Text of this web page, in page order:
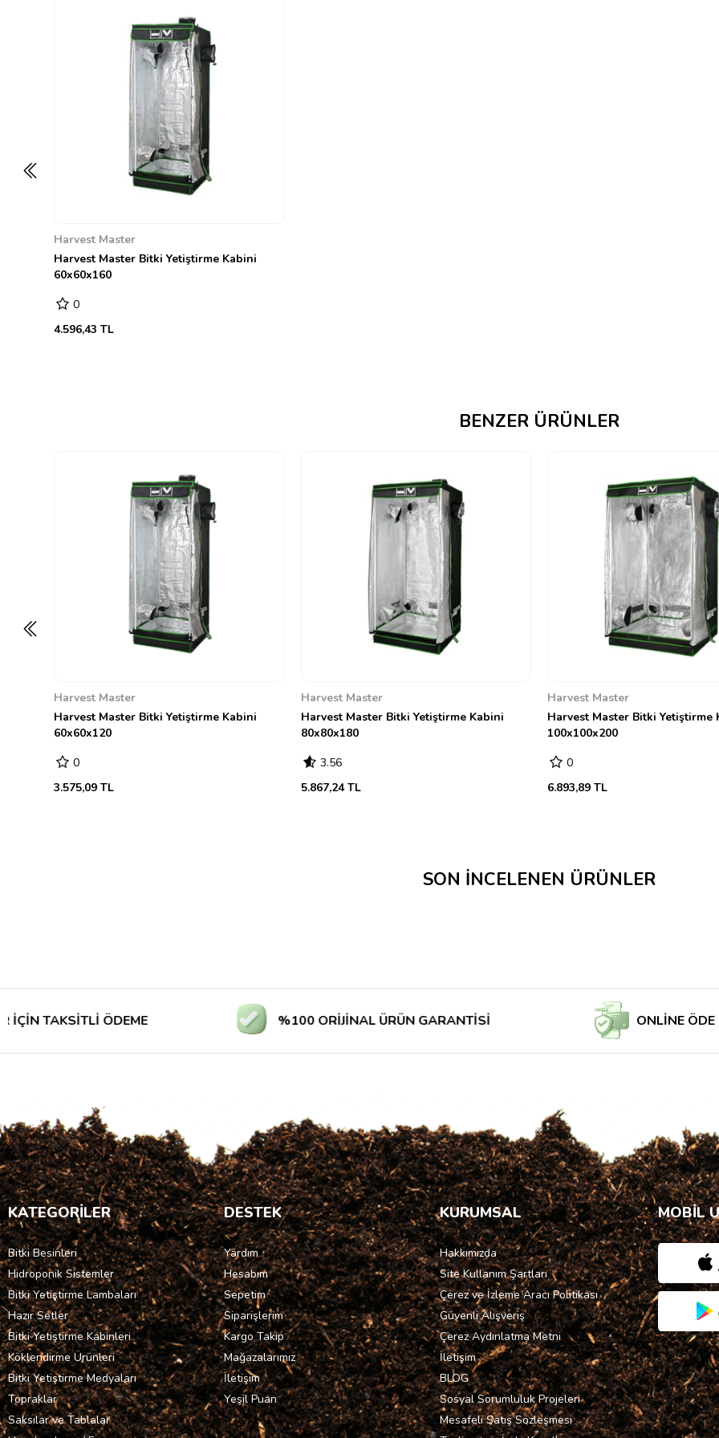
şekilde yansıtılmasını önleyerek
tutulmuş bir büyütecin ışığı belli
çubuklarına sahiptir ve kolay
tercih niteliğindedir.
Harvest Master
Harvest Master Bitki Yetiştirme Kabini
60x60x160
0
4.596,43 TL
BENZER ÜRÜNLER
Harvest Master
Harvest Master Bitki Yetiştirme Kabini
60x60x120
0
3.575,09 TL
Harvest Master
Harvest Master Bitki Yetiştirme Kabini
80x80x180
3.56
5.867,24 TL
Harvest Master
Harvest Master Bitki Yetiştirme
100x100x200
0
6.893,89 TL
SON İNCELENEN ÜRÜNLER
ÖDEME %100 ORİJİNAL ÜRÜN GARANTİSİ ONLİNE ÖDE
KATEGORİLER
Bitki Besinleri
Hidroponik Sistemler
Bitki Yetiştirme Lambaları
Hazır Setler
Bitki Yetiştirme Kabinleri
Köklendirme Ürünleri
Bitki Yetiştirme Medyaları
Topraklar
Saksılar ve Tablalar
DESTEK
Yardım
Hesabım
Sepetim
Siparişlerim
Kargo Takip
Mağazalarımız
İletişim
Yeşil Puan
KURUMSAL
Hakkımızda
Site Kullanım Şartları
Çerez ve İzleme Aracı Politikası
Güvenli Alışveriş
Çerez Aydınlatma Metni
İletişim
BLOG
Sosyal Sorumluluk Projeleri
Mesafeli Satış Sözleşmesi
MOBİL